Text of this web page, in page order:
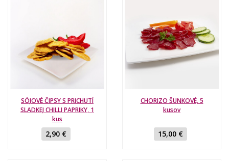
SÓJOVÉ ČIPSY S PRICHUTÍ
SLADKEJ CHILLI PAPRIKY, 1
kus
2,90 €
CHORIZO ŠUNKOVÉ, 5
kusov
15,00 €